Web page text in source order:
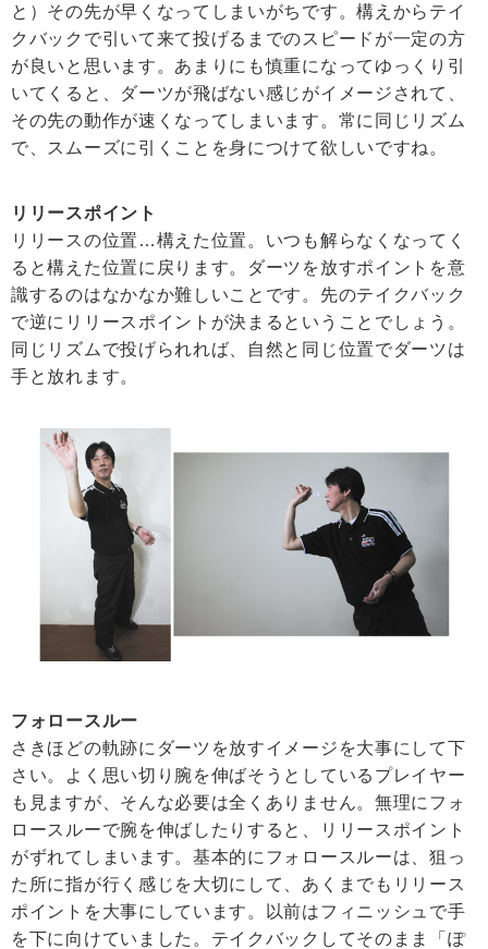
と）その先が早くなってしまいがちです。構えからテイ
クバックで引いて来て投げるまでのスピードが一定の方
が良いと思います。あまりにも慎重になってゆっくり引
いてくると、ダーツが飛ばない感じがイメージされて、
その先の動作が速くなってしまいます。常に同じリズム
で、スムーズに引くことを身につけて欲しいですね。
リリースポイント
リリースの位置…構えた位置。いつも解らなくなってく
ると構えた位置に戻ります。ダーツを放すポイントを意
識するのはなかなか難しいことです。先のテイクバック
で逆にリリースポイントが決まるということでしょう。
同じリズムで投げられれば、自然と同じ位置でダーツは
手と放れます。
フォロースルー
さきほどの軌跡にダーツを放すイメージを大事にして下
さい。よく思い切り腕を伸ばそうとしているプレイヤー
も見ますが、そんな必要は全くありません。無理にフォ
ロースルーで腕を伸ばしたりすると、リリースポイント
がずれてしまいます。基本的にフォロースルーは、狙っ
た所に指が行く感じを大切にして、あくまでもリリース
ポイントを大事にしています。以前はフィニッシュで手
を下に向けていました。テイクバックしてそのまま「ぽ